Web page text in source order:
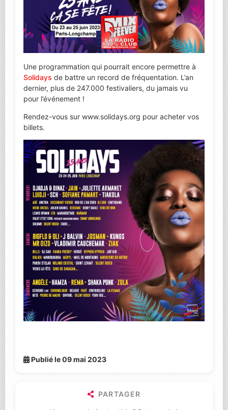
Une programmation qui pourrait encore permettre à
Solidays de battre un record de fréquentation. L’an
dernier, plus de 247.000 festivaliers, du jamais vu
pour l’événement !
Rendez-vous sur www.solidays.org pour acheter vos
billets.
Publié le 09 mai 2023
PARTAGER